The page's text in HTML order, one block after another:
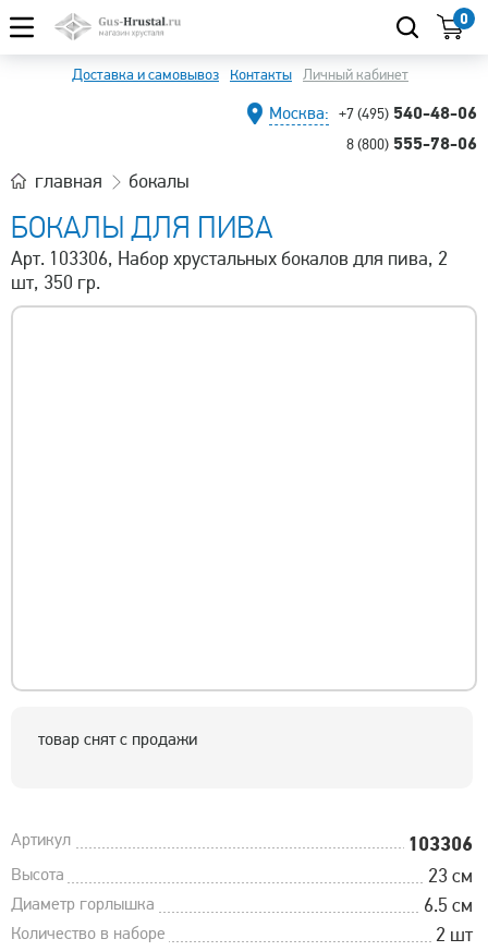
0
Доставка и самовывоз Контакты Личный кабинет
Москва: +7 (495) 540-48-06
8 (800) 555-78-06
главная бокалы
БОКАЛЫ ДЛЯ ПИВА
Арт. 103306, Набор хрустальных бокалов для пива, 2
шт, 350 гр.
товар снят с продажи
Артикул 103306
Высота 23 см
Диаметр горлышка 6.5 см
Количество в наборе 2 шт